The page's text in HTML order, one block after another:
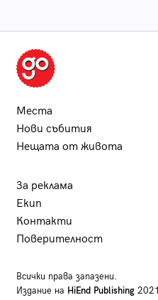
Места
Нови събития
Нещата от живота
За реклама
Екип
Контакти
Поверителност
Всички права запазени.
Издание на HiEnd Publishing2021